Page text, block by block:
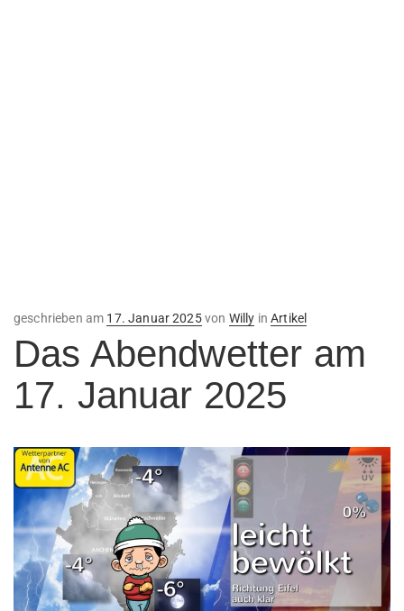
geschrieben am Veröffentlicht
am
17. Januar 2025von Willy inArtikel
Das Abendwetter am
17. Januar 2025